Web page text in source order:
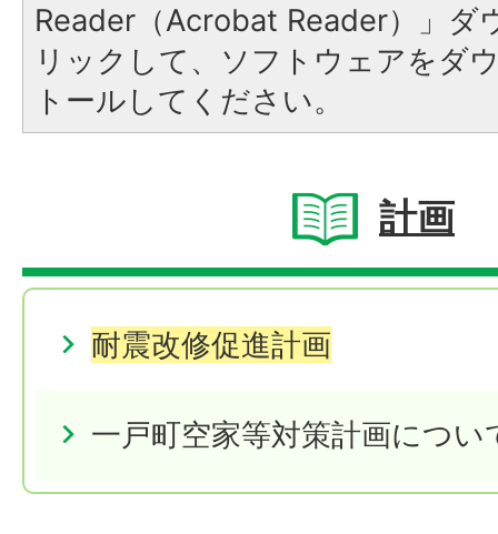
Reader（Acrobat Reader）」ダ
リックして、ソフトウェアをダ
トールしてください。
計画
耐震改修促進計画
一戸町空家等対策計画につい